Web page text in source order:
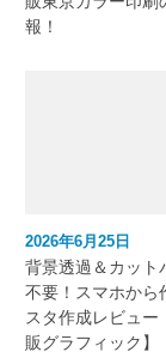
報！
2026年6月25日
背景透過＆カット
不要！スマホから
スタ作成レビュー
販グラフィック】